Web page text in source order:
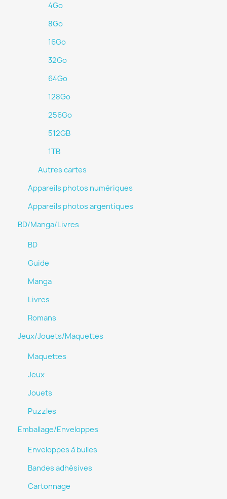
4Go
8Go
16Go
32Go
64Go
128Go
256Go
512GB
1TB
Autres cartes
Appareils photos numériques
Appareils photos argentiques
BD/Manga/Livres
BD
Guide
Manga
Livres
Romans
Jeux/Jouets/Maquettes
Maquettes
Jeux
Jouets
Puzzles
Emballage/Enveloppes
Enveloppes à bulles
Bandes adhésives
Cartonnage